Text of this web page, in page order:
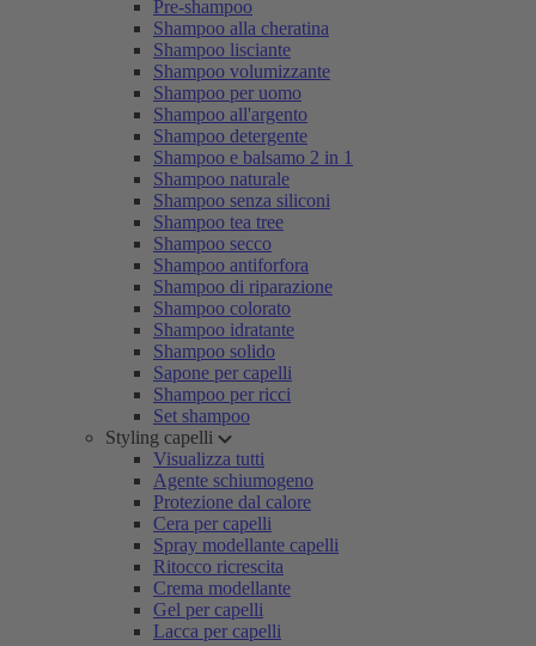
Pre-shampoo
Shampoo alla cheratina
Shampoo lisciante
Shampoo volumizzante
Shampoo per uomo
Shampoo all'argento
Shampoo detergente
Shampoo e balsamo 2 in 1
Shampoo naturale
Shampoo senza siliconi
Shampoo tea tree
Shampoo secco
Shampoo antiforfora
Shampoo di riparazione
Shampoo colorato
Shampoo idratante
Shampoo solido
Sapone per capelli
Shampoo per ricci
Set shampoo
Styling capelli
Visualizza tutti
Agente schiumogeno
Protezione dal calore
Cera per capelli
Spray modellante capelli
Ritocco ricrescita
Crema modellante
Gel per capelli
Lacca per capelli